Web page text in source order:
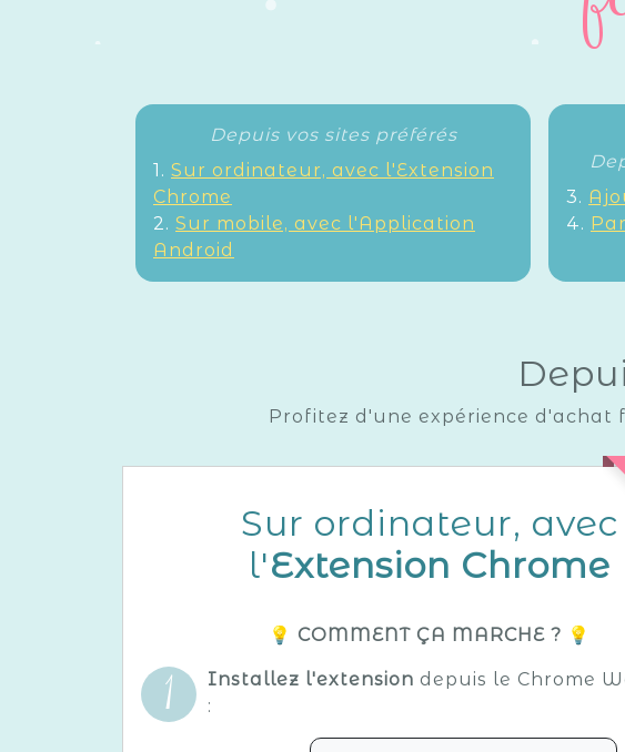
Depuis vos sites préférés
1. Sur ordinateur, avec l'Extension
Chrome
2. Sur mobile, avec l'Application
Android
3.
4.
Profitez d'une expérience d'achat
Sur ordinateur, avec
l'Extension Chrome
💡 COMMENT ÇA MARCHE ? 💡
Installez l'extension depuis le Chrome
: